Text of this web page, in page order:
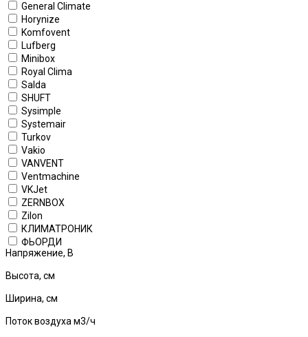
General Climate
Horynize
Komfovent
Lufberg
Minibox
Royal Clima
Salda
SHUFT
Sysimple
Systemair
Turkov
Vakio
VANVENT
Ventmachine
VKJet
ZERNBOX
Zilon
КЛИМАТРОНИК
ФЬОРДИ
Напряжение, В
Высота, см
Ширина, см
Поток воздуха м3/ч